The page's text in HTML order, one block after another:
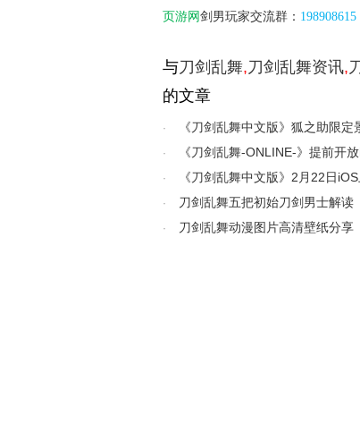
页游网 剑男玩家交流群： 198908615
与刀剑乱舞,刀剑乱舞资讯,
的文章
· 《刀剑乱舞中文版》狐之助限定
· 《刀剑乱舞-ONLINE-》提前开
· 《刀剑乱舞中文版》2月22日
· 刀剑乱舞五把初始刀剑男士解读
· 刀剑乱舞动漫图片高清壁纸分享